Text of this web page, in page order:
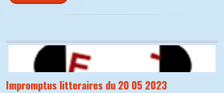
Impromptus litteraires du 20 05 2023